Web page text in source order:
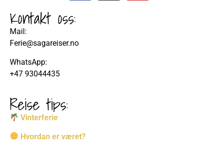
Kontakt oss:
Mail:
Ferie@sagareiser.no
WhatsApp:
+47 93044435
Reise tips:
Vinterferie
Hvordan er været?